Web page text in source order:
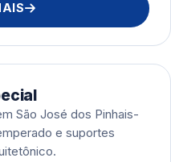
São José dos Pinhais-
e suportes